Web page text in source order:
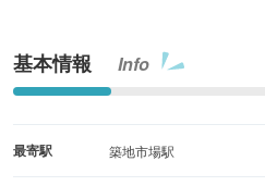
基本情報 Info
最寄駅 築地市場駅